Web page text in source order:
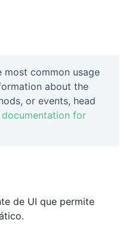
most common usage
about the
or events, head
for
de UI que permite